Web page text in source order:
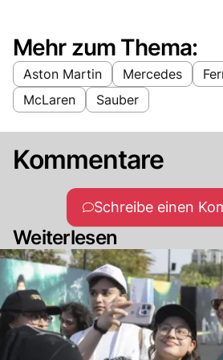
Mehr zum Thema:
Aston Martin Mercedes
McLaren
Sauber
Kommentare
Schreibe einen
Weiterlesen